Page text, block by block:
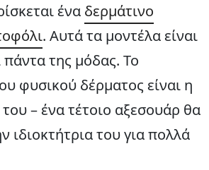
ένα δερμάτινο
. Αυτά τα μοντέλα είναι
πάντα της μόδας. Το
φυσικού δέρματος είναι η
– ένα τέτοιο αξεσουάρ θα
ιδιοκτήτρια του για πολλά